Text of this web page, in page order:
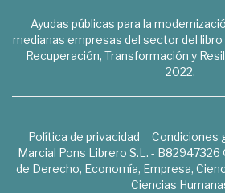
Ayudas públicas para la
medianas empresas del sector del libro
Recuperación, Transformación y
2022.
Política de privacidad Condiciones
Marcial Pons Librero S.L. -
de Derecho, Economía, Empresa,
Ciencias